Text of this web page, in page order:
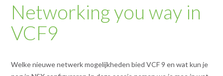
Networking you way in
VCF9
Welke nieuwe netwerk mogelijkheden bied VCF 9 en wat kun je